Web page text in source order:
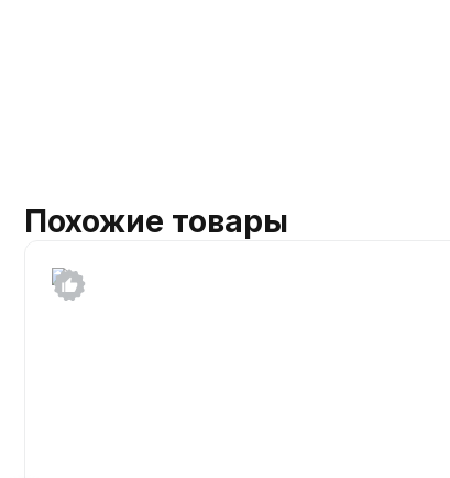
Похожие товары